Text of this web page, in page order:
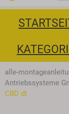
alle-
Antriebssysteme
CBD dt